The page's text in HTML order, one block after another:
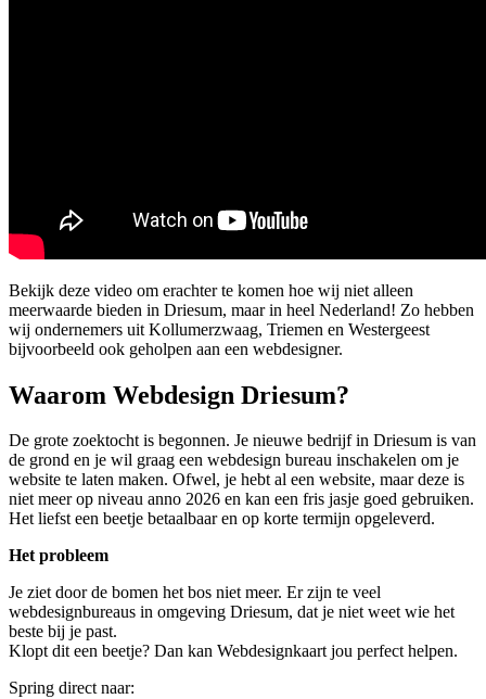
Bekijk deze video om erachter te komen hoe wij niet alleen
meerwaarde bieden in Driesum, maar in heel Nederland! Zo hebben
wij ondernemers uit Kollumerzwaag, Triemen en Westergeest
bijvoorbeeld ook geholpen aan een webdesigner.
Waarom Webdesign Driesum?
De grote zoektocht is begonnen. Je nieuwe bedrijf in Driesum is van
de grond en je wil graag een webdesign bureau inschakelen om je
website te laten maken. Ofwel, je hebt al een website, maar deze is
niet meer op niveau anno 2026 en kan een fris jasje goed gebruiken.
Het liefst een beetje betaalbaar en op korte termijn opgeleverd.
Het probleem
Je ziet door de bomen het bos niet meer. Er zijn te veel
webdesignbureaus in omgeving Driesum, dat je niet weet wie het
beste bij je past.
Klopt dit een beetje? Dan kan Webdesignkaart jou perfect helpen.
Spring direct naar: